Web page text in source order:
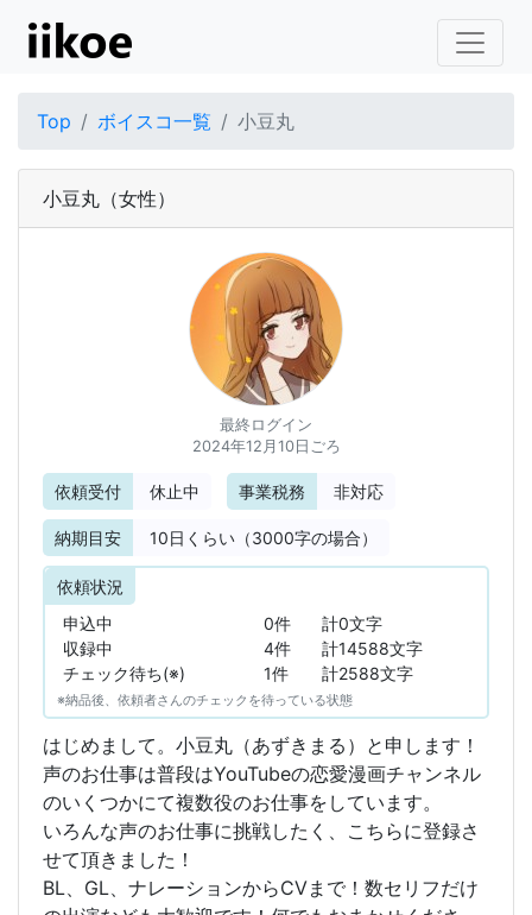
Top ボイスコ一覧 小豆丸
小豆丸 （女性）
最終ログイン
2024年12月10日ごろ
依頼受付 休止中 事業税務 非対応
納期目安 10日くらい（3000字の場合）
依頼状況
申込中
0件
計0文字
収録中
4件
計14588文字
チェック待ち(※)
1件 計2588文字
※納品後、依頼者さんのチェックを待っている状態
はじめまして。小豆丸（あずきまる）と申します！
声のお仕事は普段はYouTubeの恋愛漫画チャンネル
のいくつかにて複数役のお仕事をしています。
いろんな声のお仕事に挑戦したく、こちらに登録さ
せて頂きました！
BL、GL、ナレーションからCVまで！数セリフだけ